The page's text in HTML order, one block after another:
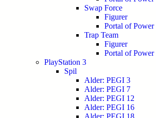
Swap Force
Figurer
Portal of Power
Trap Team
Figurer
Portal of Power
PlayStation 3
Spil
Alder: PEGI 3
Alder: PEGI 7
Alder: PEGI 12
Alder: PEGI 16